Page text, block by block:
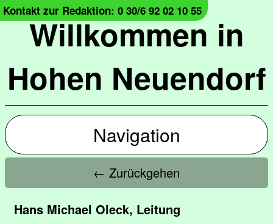
Willkommen in
Hohen Neuendorf
Kontakt zur Redaktion: 0 30/6 92 02 10 55
Navigation
← Zurückgehen
Hans Michael Oleck, Leitung